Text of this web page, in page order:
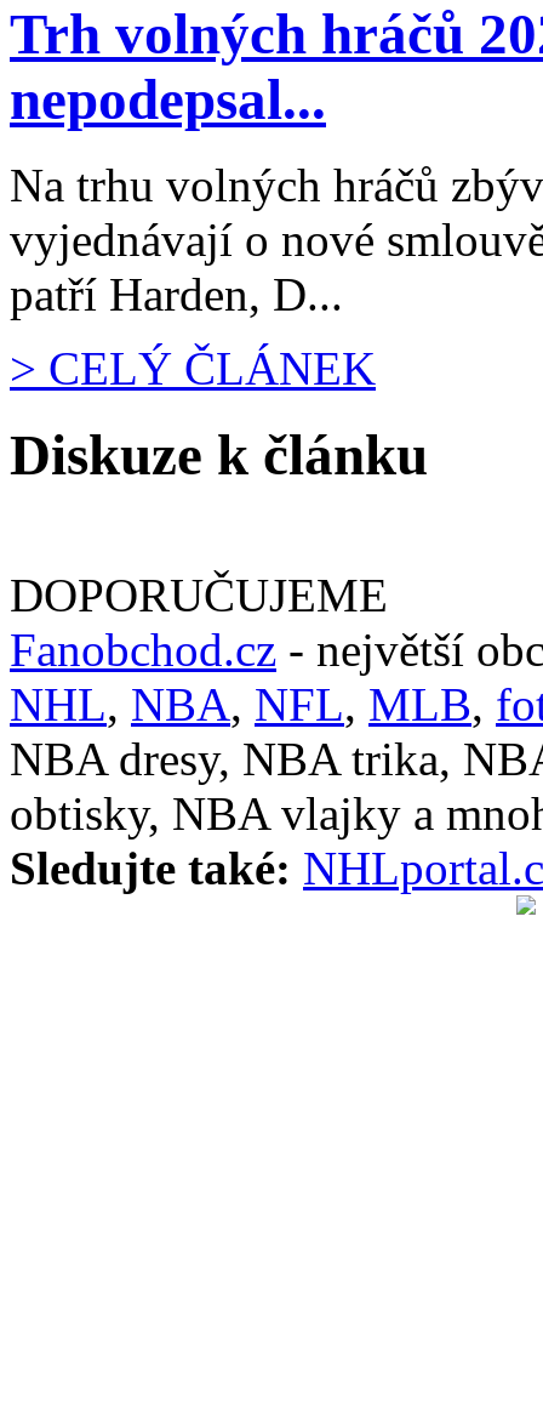
Trh volných hráčů
nepodepsal...
Na trhu volných hráčů
vyjednávají o nové
patří Harden, D...
> CELÝ ČLÁNEK
Diskuze k článku
DOPORUČUJEME
Fanobchod.cz - největší
NHL, NBA, NFL, MLB,
NBA dresy, NBA trika,
obtisky, NBA vlajky a
Sledujte také: